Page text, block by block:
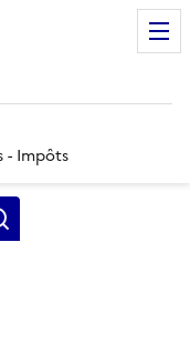
- Impôts
clés, partie du